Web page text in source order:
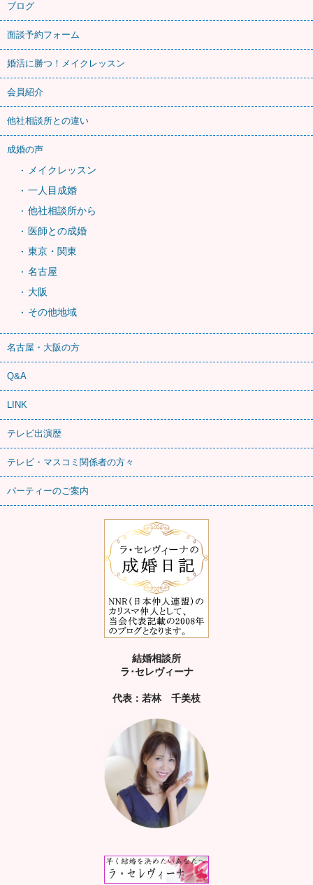
ブログ
面談予約フォーム
婚活に勝つ！メイクレッスン
会員紹介
他社相談所との違い
成婚の声
メイクレッスン
一人目成婚
他社相談所から
医師との成婚
東京・関東
名古屋
大阪
その他地域
名古屋・大阪の方
Q&A
LINK
テレビ出演歴
テレビ・マスコミ関係者の方々
パーティーのご案内
結婚相談所
ラ･セレヴィーナ
代表：若林 千美枝